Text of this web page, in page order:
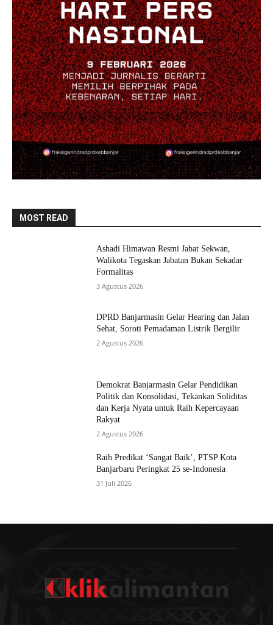
MOST READ
Ashadi Himawan Resmi Jabat Sekwan,
Walikota Tegaskan Jabatan Bukan Sekadar
Formalitas
3 Agustus 2026
DPRD Banjarmasin Gelar Hearing dan Jalan
Sehat, Soroti Pemadaman Listrik Bergilir
2 Agustus 2026
Demokrat Banjarmasin Gelar Pendidikan
Politik dan Konsolidasi, Tekankan Soliditas
dan Kerja Nyata untuk Raih Kepercayaan
Rakyat
2 Agustus 2026
Raih Predikat ‘Sangat Baik’, PTSP Kota
Banjarbaru Peringkat 25 se-Indonesia
31 Juli 2026